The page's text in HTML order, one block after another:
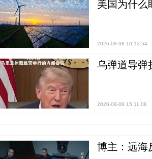
美国为什么
2026-08-08 10:13:54
乌弹道导弹
2026-08-08 15:11:08
博主：远海